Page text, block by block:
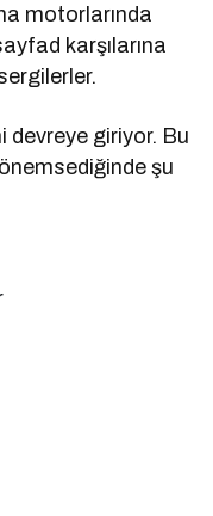
motorlarında
karşılarına
devreye giriyor. Bu
şu